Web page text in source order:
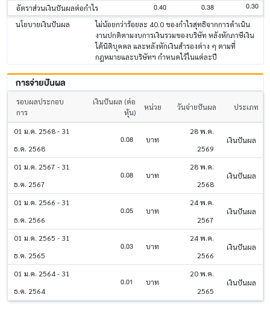
อัตราส่วนเงินปันผลต่อกำไร 0.40 0.38 0.30
นโยบายเงินปันผล
ไม่น้อยกว่าร้อยละ 40.0 ของกำไรสุทธิจากการดำเนิน
งานปกติตามงบการเงินรวมของบริษัท หลังหักภาษีเงิน
ได้นิติบุคคล และหลังหักเงินสำรองต่าง ๆ ตามที่
กฎหมายและบริษัทฯ กำหนดไว้ในแต่ละปี
การจ่ายปันผล
รอบผลประกอบ
การ
เงินปันผล (ต่อ
หุ้น)
หน่วย วันจ่ายปันผล ประเภท
01 ม.ค. 2568 - 31
ธ.ค. 2568
0.08 บาท
28 พ.ค.
2569
เงินปันผล
01 ม.ค. 2567 - 31
ธ.ค. 2567
0.08 บาท
28 พ.ค.
2568
เงินปันผล
01 ม.ค. 2566 - 31
ธ.ค. 2566
0.05 บาท
24 พ.ค.
2567
เงินปันผล
01 ม.ค. 2565 - 31
ธ.ค. 2565
0.03 บาท
24 พ.ค.
2566
เงินปันผล
01 ม.ค. 2564 - 31
ธ.ค. 2564
0.01 บาท
20 พ.ค.
2565
เงินปันผล